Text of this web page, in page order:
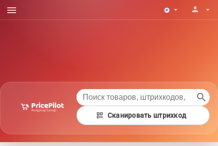
menu arrow_drop_down person arrow_drop_down
search
qr_code Сканировать штрихкод